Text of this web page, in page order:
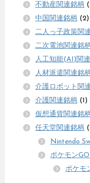
不動産関連銘柄
中国関連銘柄 (2)
二人っ子政策関
二次電池関連銘
人工知能(AI)関
人材派遣関連銘
介護ロボット関
介護関連銘柄 (1)
仮想通貨関連銘
任天堂関連銘柄
Nintendo
ポケモン
ポケモ